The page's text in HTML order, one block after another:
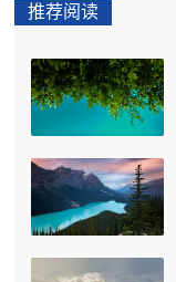
推荐阅读